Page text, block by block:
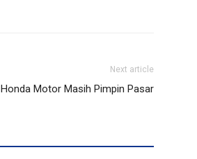
Next article
Honda Motor Masih Pimpin Pasar